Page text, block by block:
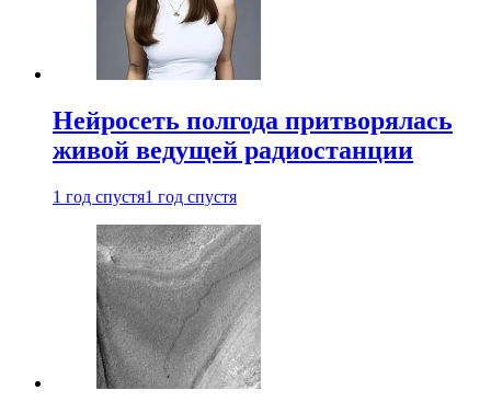
Нейросеть полгода притворялась
живой ведущей радиостанции
1 год спустя1 год спустя